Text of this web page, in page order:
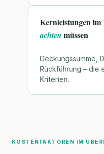
Kernleistungen im
achten müssen
Deckungssumme,
Rückführung – die
Kriterien.
KOSTENFAKTOREN IM